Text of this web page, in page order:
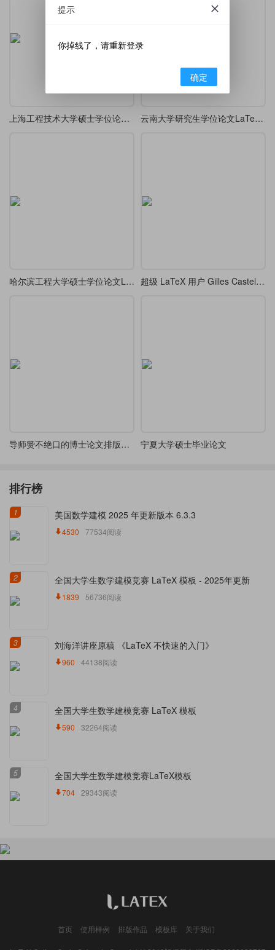
上海工程技术大学硕士学位论文latex模板 云南大学研究生学位论文LaTeX模板
哈尔滨工程大学硕士学位论文LaTeX模版 超级 LaTeX 用户 Gilles Castel 遗作硕士论文 LaTeX 排版
导师赞不绝口的博士论文排版《强化学习在机器人学中的仿真架构》 宁夏大学硕士毕业论文
排行榜
1 美国数学建模 2025 年更新版本 6.3.3
4530 77534阅读
2 全国大学生数学建模竞赛 LaTeX 模板 - 2025年更新
1839 56736阅读
3 刘海洋讲座原稿 《LaTeX 不快速的入门》
960 44138阅读
4 全国大学生数学建模竞赛 LaTeX 模板
590 32264阅读
5 全国大学生数学建模竞赛LaTeX模板
704 29343阅读
首页 使用样例 排版作品 模板库 关于我们
提示
你掉线了，请重新登录
确定